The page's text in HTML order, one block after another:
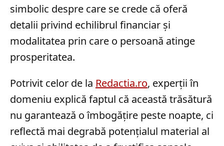
simbolic despre care se crede că oferă
detalii privind echilibrul financiar și
modalitatea prin care o persoană atinge
prosperitatea.
Potrivit celor de la Redactia.ro, experții în
domeniu explică faptul că această trăsătură
nu garantează o îmbogățire peste noapte, ci
reflectă mai degrabă potențialul material al